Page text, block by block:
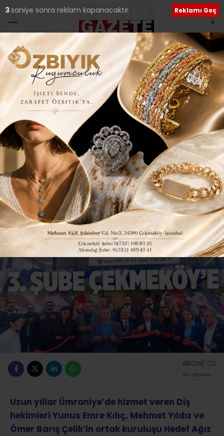
Ana Sayfa›Tüm Manşetler
HEDEF AĞIZ VE DİŞ
SAĞLIĞI MERKEZİ HEDEF
BÜYÜTTÜ..
Giriş: 16-11-2025 15:51
Güncelleme: 16-11-2025 15:57
150 Tüm Manşetler
ABONE OL
Uzun yıllar Ümraniye’de hizmet veren Diş
hekimleri Yunus Emre Kılıç, Mehmet Yıldız ve
Ömer Barış Çelik’in ortak kuruluşu Hedef Ağız
1saniye sonra reklam kapanacaktır. Reklamı Geç